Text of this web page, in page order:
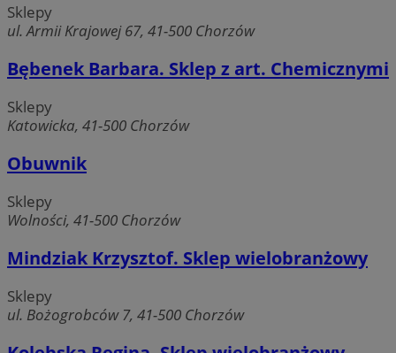
Sklepy
ul. Armii Krajowej 67, 41-500 Chorzów
Bębenek Barbara. Sklep z art. Chemicznymi
Sklepy
Katowicka, 41-500 Chorzów
Obuwnik
Sklepy
Wolności, 41-500 Chorzów
Mindziak Krzysztof. Sklep wielobranżowy
Sklepy
ul. Bożogrobców 7, 41-500 Chorzów